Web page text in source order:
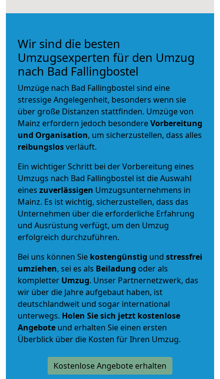
Wir sind die besten
Umzugsexperten für den Umzug
nach Bad Fallingbostel
Umzüge nach Bad Fallingbostel sind eine
stressige Angelegenheit, besonders wenn sie
über große Distanzen stattfinden. Umzüge von
Mainz erfordern jedoch besondereVorbereitung
und Organisation, um sicherzustellen, dass alles
reibungslosverläuft.
Ein wichtiger Schritt bei der Vorbereitung eines
Umzugs nach Bad Fallingbostel ist die Auswahl
eines zuverlässigen Umzugsunternehmens in
Mainz. Es ist wichtig, sicherzustellen, dass das
Unternehmen über die erforderliche Erfahrung
und Ausrüstung verfügt, um den Umzug
erfolgreich durchzuführen.
Bei uns können Sie kostengünstig und stressfrei
umziehen, sei es als Beiladung oder als
kompletter Umzug. Unser Partnernetzwerk, das
wir über die Jahre aufgebaut haben, ist
deutschlandweit und sogar international
unterwegs. Holen Sie sich jetzt kostenlose
Angebote und erhalten Sie einen ersten
Überblick über die Kosten für Ihren Umzug.
Kostenlose Angebote erhalten